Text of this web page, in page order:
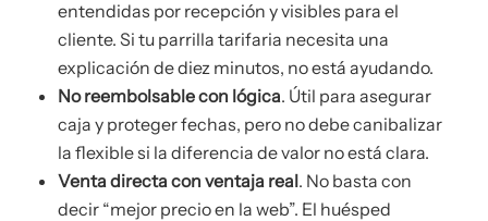
entendidas por recepción y visibles para el
cliente. Si tu parrilla tarifaria necesita una
explicación de diez minutos, no está ayudando.
No reembolsable con lógica. Útil para asegurar
caja y proteger fechas, pero no debe canibalizar
la flexible si la diferencia de valor no está clara.
Venta directa con ventaja real. No basta con
decir “mejor precio en la web”. El huésped